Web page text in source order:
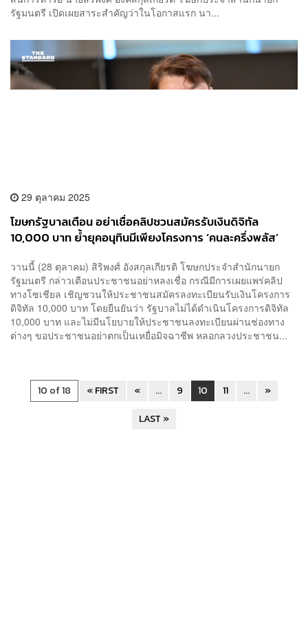
รัฐมนตรี เปิดเผยสาระสำคัญว่าในโอกาสแรก นา...
29 ตุลาคม 2025
โฆษกรัฐบาลเตือน อย่าเชื่อคลิปชวนสมัครรับเงินดิจิทัล
10,000 บาท ย้ำยุคอนุทินมีเพียงโครงการ ‘คนละครึ่งพลัส’
วานนี้ (28 ตุลาคม) สิริพงศ์ อังสกุลเกียรติ โฆษกประจำสำนักนายก
รัฐมนตรี กล่าวเตือนประชาชนอย่าหลงเชื่อ กรณีมีการเผยแพร่คลิป
ทางโซเชียล เชิญชวนให้ประชาชนสมัครลงทะเบียนรับเงินโครงการ
ดิจิทัล 10,000 บาท โดยยืนยันว่า รัฐบาลไม่ได้ดำเนินโครงการดิจิทัล
10,000 บาท และไม่มีนโยบายให้ประชาชนลงทะเบียนผ่านช่องทาง
ต่างๆ ขอประชาชนอย่าตกเป็นเหยื่อมิจฉาชีพ หลอกลวงประชาชน...
10 of 18 « FIRST « ... 9 10 11 ...
»
LAST »